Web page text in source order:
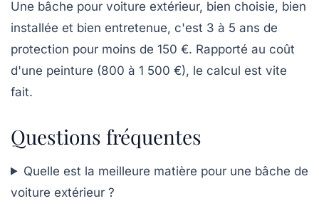
Une bâche pour voiture extérieur, bien choisie, bien
installée et bien entretenue, c'est 3 à 5 ans de
protection pour moins de 150 €. Rapporté au coût
d'une peinture (800 à 1 500 €), le calcul est vite
fait.
Questions fréquentes
Quelle est la meilleure matière pour une bâche de
voiture extérieur ?